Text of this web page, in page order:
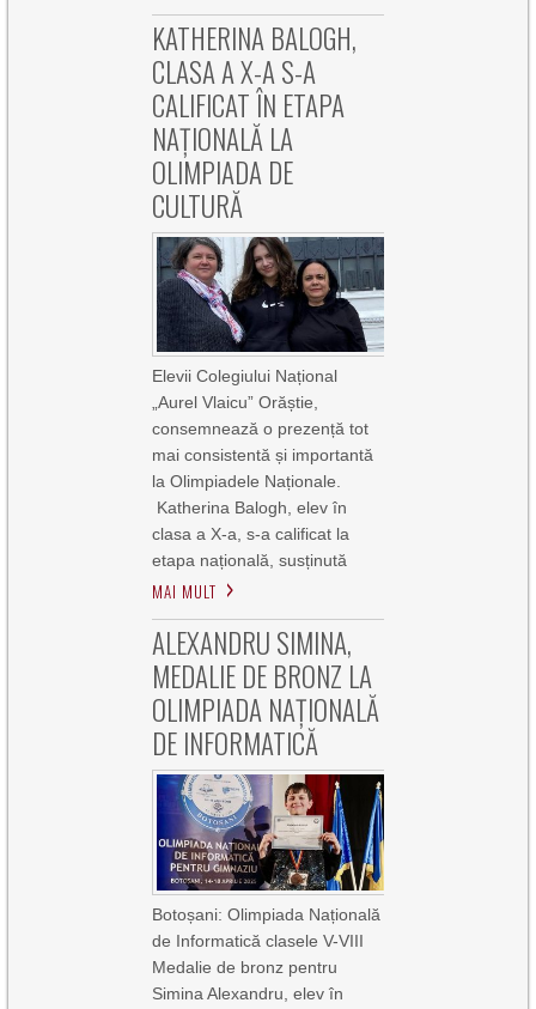
KATHERINA BALOGH,
CLASA A X-A S-A
CALIFICAT ÎN ETAPA
NAȚIONALĂ LA
OLIMPIADA DE
CULTURĂ
Elevii Colegiului Național
„Aurel Vlaicu” Orăștie,
consemnează o prezență tot
mai consistentă și importantă
la Olimpiadele Naționale.
Katherina Balogh, elev în
clasa a X-a, s-a calificat la
etapa națională, susținută
MAI MULT
ALEXANDRU SIMINA,
MEDALIE DE BRONZ LA
OLIMPIADA NAȚIONALĂ
DE INFORMATICĂ
Botoșani: Olimpiada Națională
de Informatică clasele V-VIII
Medalie de bronz pentru
Simina Alexandru, elev în